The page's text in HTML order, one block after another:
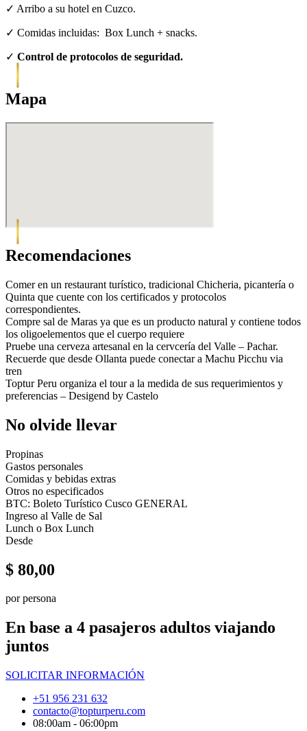
✓ Arribo a su hotel en Cuzco.
✓ Comidas incluidas: Box Lunch + snacks.
✓ Control de protocolos de seguridad.
Mapa
Recomendaciones
Comer en un restaurant turístico, tradicional Chicheria, picantería o
Quinta que cuente con los certificados y protocolos
correspondientes.
Compre sal de Maras ya que es un producto natural y contiene todos
los oligoelementos que el cuerpo requiere
Pruebe una cerveza artesanal en la cervcería del Valle – Pachar.
Recuerde que desde Ollanta puede conectar a Machu Picchu via
tren
Toptur Peru organiza el tour a la medida de sus requerimientos y
preferencias – Desigend by Castelo
No olvide llevar
Propinas
Gastos personales
Comidas y bebidas extras
Otros no especificados
BTC: Boleto Turístico Cusco GENERAL
Ingreso al Valle de Sal
Lunch o Box Lunch
Desde
$ 80,00
por persona
En base a 4 pasajeros adultos viajando
juntos
SOLICITAR INFORMACIÓN
+51 956 231 632
contacto@topturperu.com
08:00am - 06:00pm